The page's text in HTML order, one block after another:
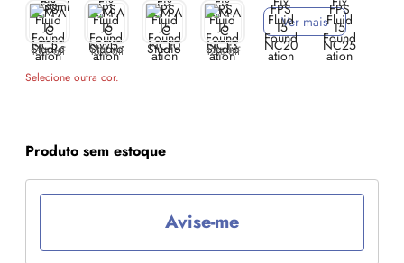
15% off 15% off 12% off
Ver mais
Selecione outra cor.
Produto sem estoque
Avise-me